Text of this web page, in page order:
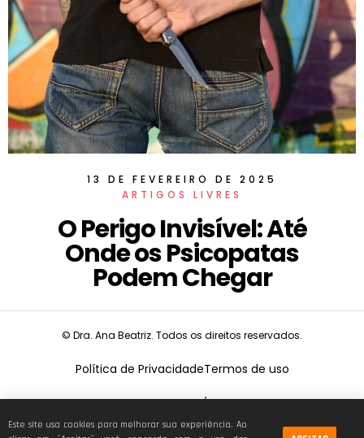
13 DE FEVEREIRO DE 2025
ARTIGOS LIVRES
O Perigo Invisível: Até
Onde os Psicopatas
Podem Chegar
© Dra. Ana Beatriz. Todos os direitos reservados.
Política de PrivacidadeTermos de uso
CNPJ:19.675.026/0001-68
Este site usa cookies para melhorar sua experiência. Ao